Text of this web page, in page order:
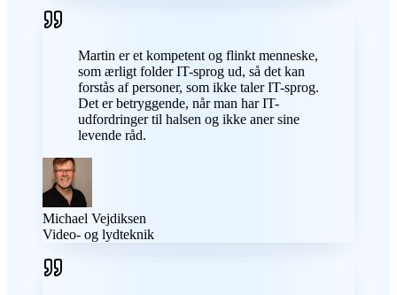
Martin er et kompetent og flinkt menneske,
som ærligt folder IT-sprog ud, så det kan
forstås af personer, som ikke taler IT-sprog.
Det er betryggende, når man har IT-
udfordringer til halsen og ikke aner sine
levende råd.
Michael Vejdiksen
Video- og lydteknik